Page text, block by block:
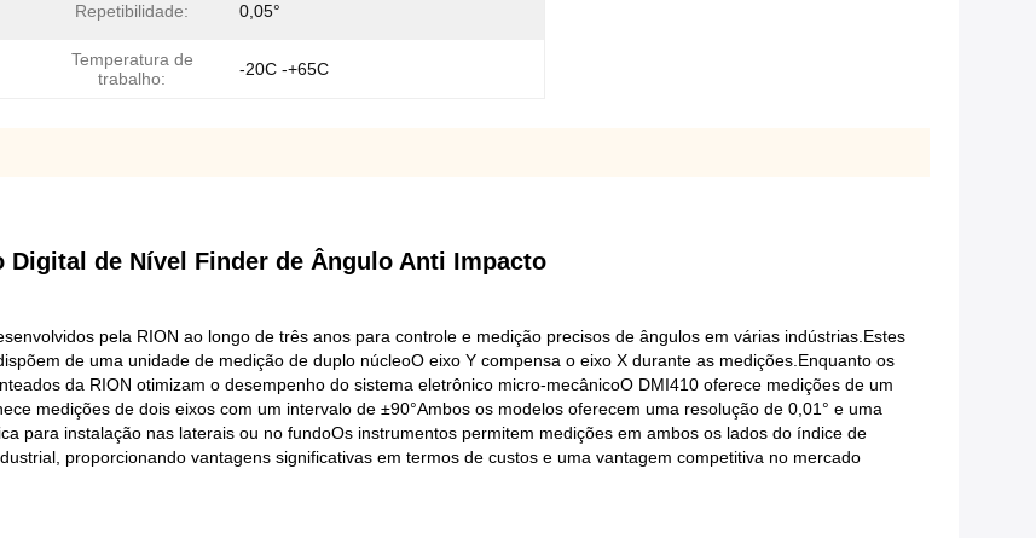
Repetibilidade: 0,05°
Temperatura de
trabalho:
-20C -+65C
de Nível Finder de Ângulo Anti Impacto
pela RION ao longo de três anos para controle e medição precisos de ângulos em várias indústrias.Estes
de uma unidade de medição de duplo núcleoO eixo Y compensa o eixo X durante as medições.Enquanto os
da RION otimizam o desempenho do sistema eletrônico micro-mecânicoO DMI410 oferece medições de um
medições de dois eixos com um intervalo de ±90°Ambos os modelos oferecem uma resolução de 0,01° e uma
para instalação nas laterais ou no fundoOs instrumentos permitem medições em ambos os lados do índice de
proporcionando vantagens significativas em termos de custos e uma vantagem competitiva no mercado